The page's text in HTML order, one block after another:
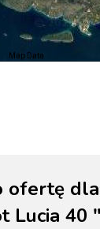
Map Data
ofertę
Lucia 40